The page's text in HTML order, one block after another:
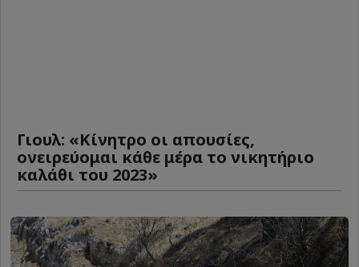
Γιουλ: «Κίνητρο οι απουσίες,
ονειρεύομαι κάθε μέρα το νικητήριο
καλάθι του 2023»